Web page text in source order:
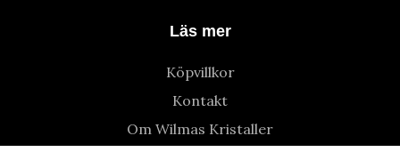
Läs mer
Köpvillkor
Kontakt
Om Wilmas Kristaller